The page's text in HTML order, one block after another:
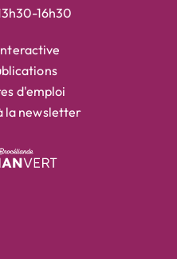
16h30
d'emploi
la newsletter